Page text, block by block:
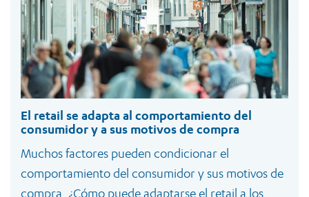
El retail se adapta al comportamiento del
consumidor y a sus motivos de compra
Muchos factores pueden condicionar el
comportamiento del consumidor y sus motivos de
compra. ¿Cómo puede adaptarse el retail a los